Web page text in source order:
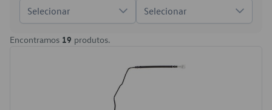
Selecionar Selecionar
Encontramos 19 produtos.